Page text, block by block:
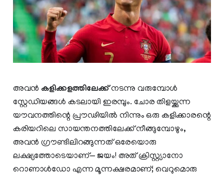
അവൻ കളിക്കളത്തിലേക്ക്നടന്നു വരുമ്പോൾ
സ്റ്റേഡിയങ്ങൾ കടലായി ഇരമ്പും. ചോര തിളയ്ക്കുന്ന
യൗവനത്തിന്റെ പ്രൗഢിയിൽ നിന്നും ഒരു കളിക്കാരന്റെ
കരിയറിലെ സായന്തനത്തിലേക്ക് നീങ്ങുമ്പോഴും,
അവൻ ഗ്രൗണ്ടിലിറങ്ങുന്നത് ഒരേയൊരു
ലക്ഷ്യത്തോടെയാണ്— ജയം! അത് ക്രിസ്റ്റ്യാനോ
റൊണാൾഡോ എന്ന മൂന്നക്ഷരമാണ്; വെറുമൊരു